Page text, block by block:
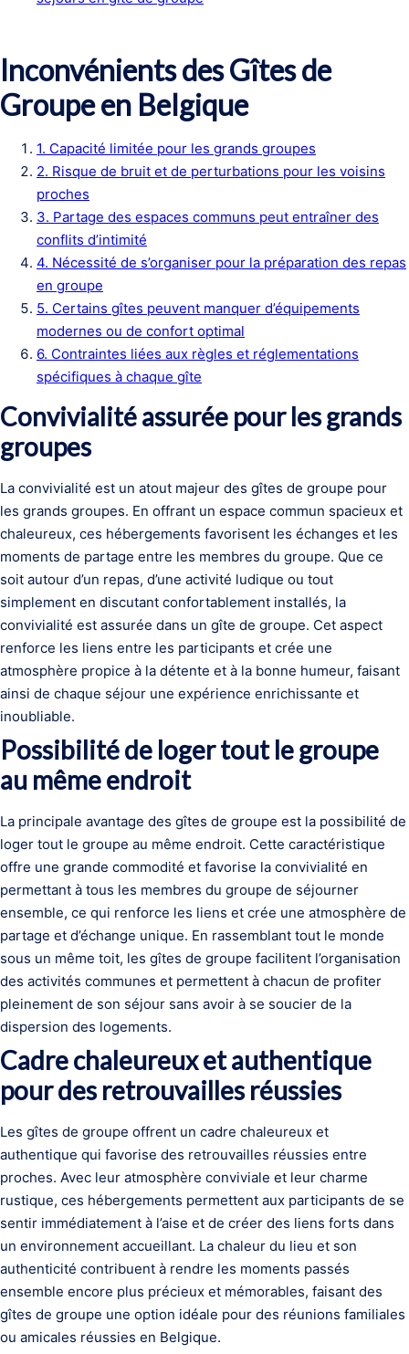
Inconvénients des Gîtes de
Groupe en Belgique
1. Capacité limitée pour les grands groupes
2. Risque de bruit et de perturbations pour les voisins
proches
3. Partage des espaces communs peut entraîner des
conflits d’intimité
4. Nécessité de s’organiser pour la préparation des repas
en groupe
5. Certains gîtes peuvent manquer d’équipements
modernes ou de confort optimal
6. Contraintes liées aux règles et réglementations
spécifiques à chaque gîte
Convivialité assurée pour les grands
groupes
La convivialité est un atout majeur des gîtes de groupe pour
les grands groupes. En offrant un espace commun spacieux et
chaleureux, ces hébergements favorisent les échanges et les
moments de partage entre les membres du groupe. Que ce
soit autour d’un repas, d’une activité ludique ou tout
simplement en discutant confortablement installés, la
convivialité est assurée dans un gîte de groupe. Cet aspect
renforce les liens entre les participants et crée une
atmosphère propice à la détente et à la bonne humeur, faisant
ainsi de chaque séjour une expérience enrichissante et
inoubliable.
Possibilité de loger tout le groupe
au même endroit
La principale avantage des gîtes de groupe est la possibilité de
loger tout le groupe au même endroit. Cette caractéristique
offre une grande commodité et favorise la convivialité en
permettant à tous les membres du groupe de séjourner
ensemble, ce qui renforce les liens et crée une atmosphère de
partage et d’échange unique. En rassemblant tout le monde
sous un même toit, les gîtes de groupe facilitent l’organisation
des activités communes et permettent à chacun de profiter
pleinement de son séjour sans avoir à se soucier de la
dispersion des logements.
Cadre chaleureux et authentique
pour des retrouvailles réussies
Les gîtes de groupe offrent un cadre chaleureux et
authentique qui favorise des retrouvailles réussies entre
proches. Avec leur atmosphère conviviale et leur charme
rustique, ces hébergements permettent aux participants de se
sentir immédiatement à l’aise et de créer des liens forts dans
un environnement accueillant. La chaleur du lieu et son
authenticité contribuent à rendre les moments passés
ensemble encore plus précieux et mémorables, faisant des
gîtes de groupe une option idéale pour des réunions familiales
ou amicales réussies en Belgique.